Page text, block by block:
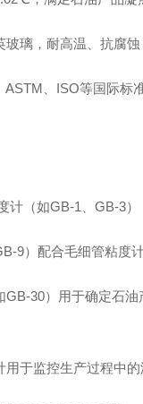
玻璃，耐高温、抗腐
ASTM、ISO等国际标
计（如GB-1、GB-3
9）配合毛细管粘度
30）用于确定石油
于监控生产过程中的